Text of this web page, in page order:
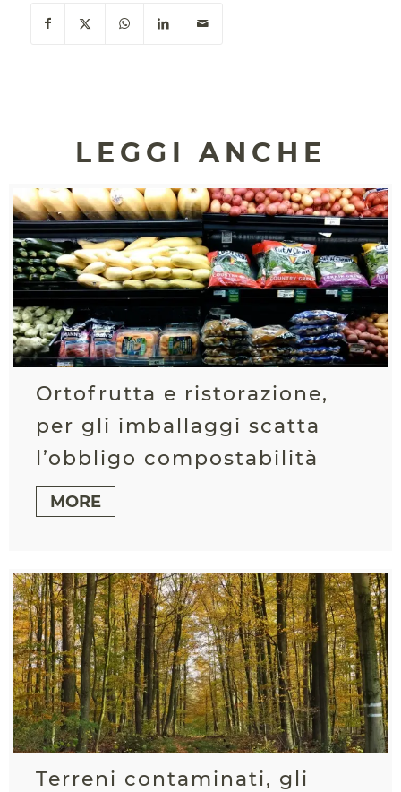
LEGGI ANCHE
Ortofrutta e ristorazione,
per gli imballaggi scatta
l’obbligo compostabilità
MORE
Terreni contaminati, gli